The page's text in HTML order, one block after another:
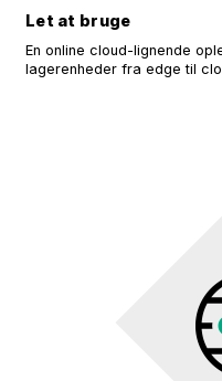
Let at bruge
En online cloud-lignende
lagerenheder fra edge til